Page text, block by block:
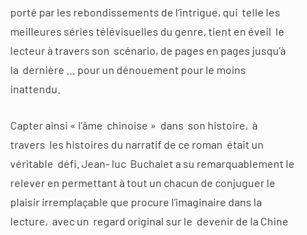
porté par les rebondissements de l’intrigue, qui telle les
meilleures séries télévisuelles du genre, tient en éveil le
lecteur à travers son scénario, de pages en pages jusqu’à
la dernière … pour un dénouement pour le moins
inattendu.
Capter ainsi « l’âme chinoise » dans son histoire, à
travers les histoires du narratif de ce roman était un
véritable défi. Jean- luc Buchalet a su remarquablement le
relever en permettant à tout un chacun de conjuguer le
plaisir irremplaçable que procure l’imaginaire dans la
lecture, avec un regard original sur le devenir de la Chine